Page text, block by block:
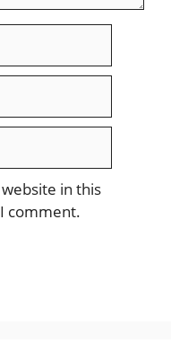
in this
comment.